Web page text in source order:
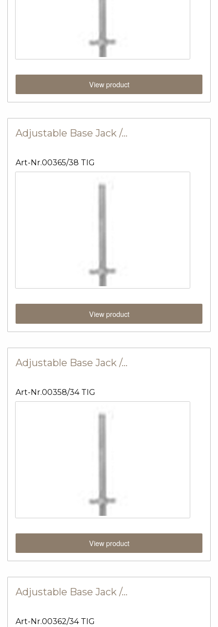
View product
Adjustable Base Jack /…
Art-Nr.00365/38 TIG
View product
Adjustable Base Jack /…
Art-Nr.00358/34 TIG
View product
Adjustable Base Jack /…
Art-Nr.00362/34 TIG